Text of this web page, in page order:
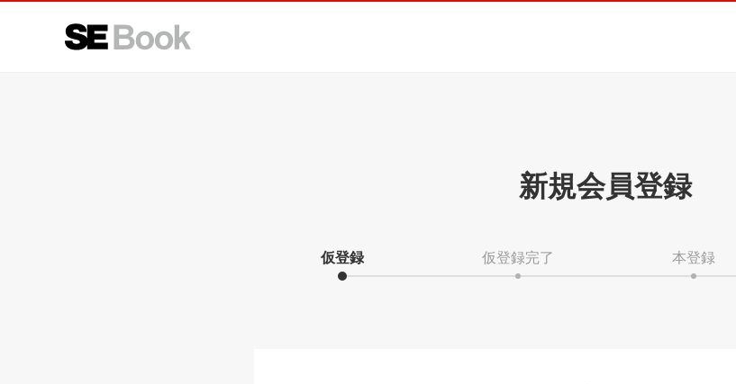
新規会員登録
仮登録 仮登録完了 本登録